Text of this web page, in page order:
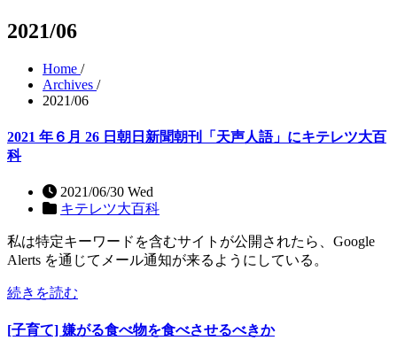
2021/06
Home /
Archives /
2021/06
2021 年６月 26 日朝日新聞朝刊「天声人語」にキテレツ大百
科
2021/06/30 Wed
キテレツ大百科
私は特定キーワードを含むサイトが公開されたら、Google
Alerts を通じてメール通知が来るようにしている。
続きを読む
[子育て] 嫌がる食べ物を食べさせるべきか